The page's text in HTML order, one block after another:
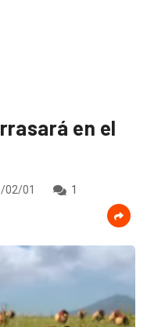
en el
02/01
1